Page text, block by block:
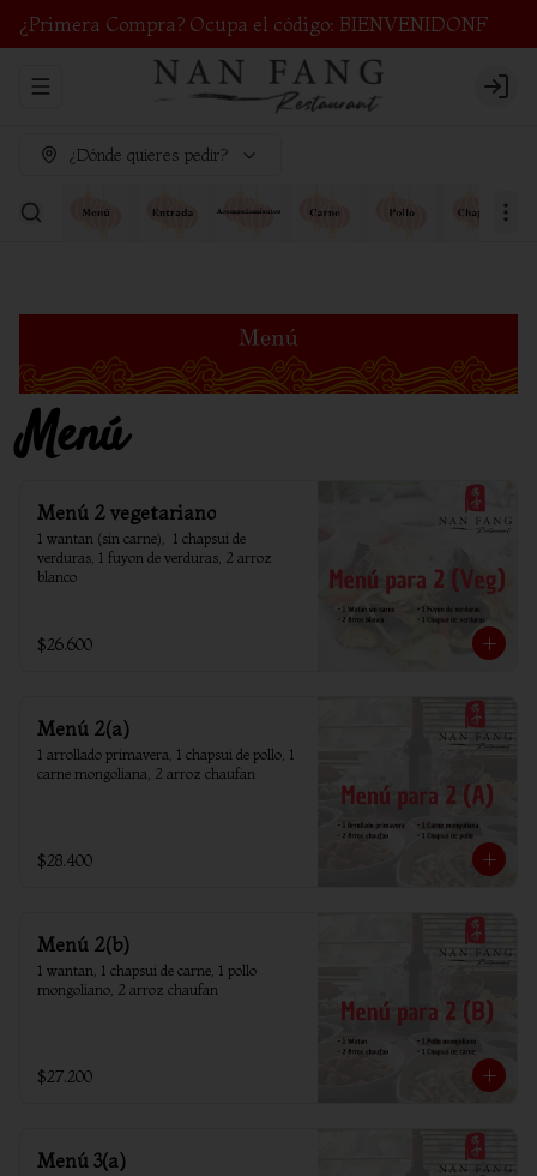
¿Primera Compra? Ocupa el código: BIENVENIDONF
Abrir menu de navegación Login
¿Dónde quieres pedir?
Menú
Menú 2 vegetariano
1 wantan (sin carne),  1 chapsui de
verduras, 1 fuyon de verduras, 2 arroz
blanco
$26.600
Menú 2(a)
1 arrollado primavera, 1 chapsui de pollo, 1
carne mongoliana, 2 arroz chaufan
$28.400
Menú 2(b)
1 wantan, 1 chapsui de carne, 1 pollo
mongoliano, 2 arroz chaufan
$27.200
Menú 3(a)